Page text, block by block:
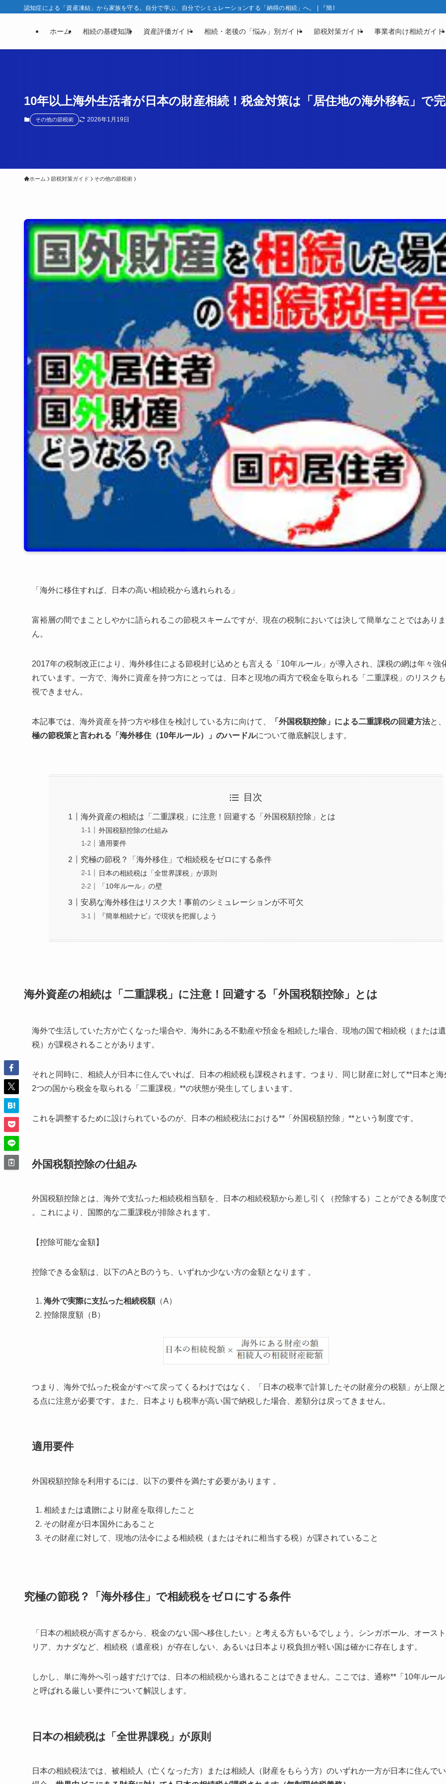
認知症による「資産凍結」から家族を守る。自分で学ぶ、自分でシミュレーションする「納得の相続」へ。 | 『簡単相続ナビ』製品ガイド | 相続と資産凍
ホーム 相続の基礎知識 資産評価ガイド 相続・老後の「悩み」別ガイド 節税対策ガイド 事業者向け相続ガイド
10年以上海外生活者が日本の財産相続！税金対策は「居住地の海外移転」で
その他の節税術 2026年1月19日
ホーム 節税対策ガイド その他の節税術
「海外に移住すれば、日本の高い相続税から逃れられる」
富裕層の間でまことしやかに語られるこの節税スキームですが、現在の税制においては決して簡単なことではあり
ん。
2017年の税制改正により、海外移住による節税封じ込めとも言える「10年ルール」が導入され、課税の網は年々強
れています。一方で、海外に資産を持つ方にとっては、日本と現地の両方で税金を取られる「二重課税」のリスク
視できません。
本記事では、海外資産を持つ方や移住を検討している方に向けて、 「外国税額控除」による二重課税の回避方法と、
極の節税策と言われる「海外移住（10年ルール）」のハードルについて徹底解説します。
目次
海外資産の相続は「二重課税」に注意！回避する「外国税額控除」とは
外国税額控除の仕組み
適用要件
究極の節税？「海外移住」で相続税をゼロにする条件
日本の相続税は「全世界課税」が原則
「10年ルール」の壁
安易な海外移住はリスク大！事前のシミュレーションが不可欠
『簡単相続ナビ』で現状を把握しよう
海外資産の相続は「二重課税」に注意！回避する「外国税額控除」とは
海外で生活していた方が亡くなった場合や、海外にある不動産や預金を相続した場合、現地の国で相続税（または
税）が課税されることがあります。
それと同時に、相続人が日本に住んでいれば、日本の相続税も課税されます。つまり、同じ財産に対して**日本と海
2つの国から税金を取られる「二重課税」**の状態が発生してしまいます。
これを調整するために設けられているのが、日本の相続税法における**「外国税額控除」**という制度です。
外国税額控除の仕組み
外国税額控除とは、海外で支払った相続税相当額を、日本の相続税額から差し引く（控除する）ことができる制度
。これにより、国際的な二重課税が排除されます。
【控除可能な金額】
控除できる金額は、以下のAとBのうち、いずれか少ない方の金額となります 。
海外で実際に支払った相続税額（A）
控除限度額（B）
つまり、海外で払った税金がすべて戻ってくるわけではなく、「日本の税率で計算したその財産分の税額」が上限
る点に注意が必要です。また、日本よりも税率が高い国で納税した場合、差額分は戻ってきません。
適用要件
外国税額控除を利用するには、以下の要件を満たす必要があります 。
相続または遺贈により財産を取得したこと
その財産が日本国外にあること
その財産に対して、現地の法令による相続税（またはそれに相当する税）が課されていること
究極の節税？「海外移住」で相続税をゼロにする条件
「日本の相続税が高すぎるから、税金のない国へ移住したい」と考える方もいるでしょう。シンガポール、オース
リア、カナダなど、相続税（遺産税）が存在しない、あるいは日本より税負担が軽い国は確かに存在します。
しかし、単に海外へ引っ越すだけでは、日本の相続税から逃れることはできません。ここでは、通称**「10年ルー
と呼ばれる厳しい要件について解説します。
日本の相続税は「全世界課税」が原則
日本の相続税法では、被相続人（亡くなった方）または相続人（財産をもらう方）のいずれか一方が日本に住んで